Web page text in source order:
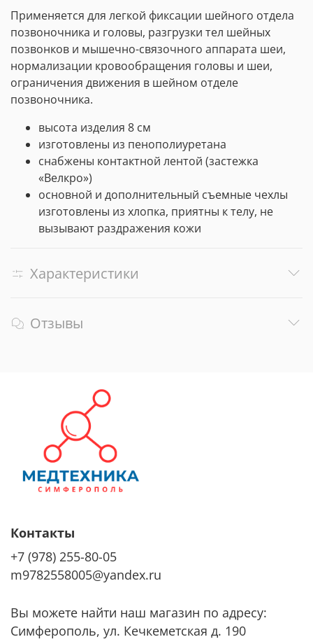
Применяется для легкой фиксации шейного отдела
позвоночника и головы, разгрузки тел шейных
позвонков и мышечно-связочного аппарата шеи,
нормализации кровообращения головы и шеи,
ограничения движения в шейном отделе
позвоночника.
высота изделия 8 см
изготовлены из пенополиуретана
снабжены контактной лентой (застежка
«Велкро»)
основной и дополнительный съемные чехлы
изготовлены из хлопка, приятны к телу, не
вызывают раздражения кожи
Характеристики
Отзывы
Контакты
+7 (978) 255-80-05
m9782558005@yandex.ru
Вы можете найти наш магазин по адресу:
Симферополь, ул. Кечкеметская д. 190